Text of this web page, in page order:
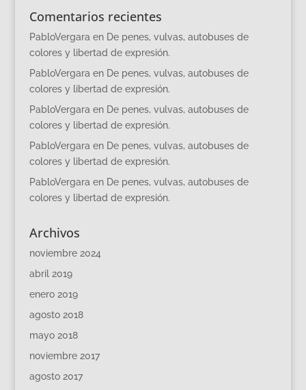
Comentarios recientes
PabloVergara en De penes, vulvas, autobuses de
colores y libertad de expresión.
PabloVergara en De penes, vulvas, autobuses de
colores y libertad de expresión.
PabloVergara en De penes, vulvas, autobuses de
colores y libertad de expresión.
PabloVergara en De penes, vulvas, autobuses de
colores y libertad de expresión.
PabloVergara en De penes, vulvas, autobuses de
colores y libertad de expresión.
Archivos
noviembre 2024
abril 2019
enero 2019
agosto 2018
mayo 2018
noviembre 2017
agosto 2017